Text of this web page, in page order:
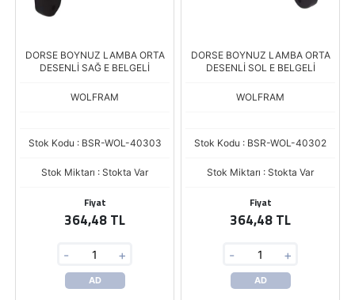
DORSE BOYNUZ LAMBA ORTA
DESENLİ SAĞ E BELGELİ
WOLFRAM
Stok Kodu : BSR-WOL-40303
Stok Miktarı : Stokta Var
Fiyat
364,48 TL
- +
AD
DORSE BOYNUZ LAMBA ORTA
DESENLİ SOL E BELGELİ
WOLFRAM
Stok Kodu : BSR-WOL-40302
Stok Miktarı : Stokta Var
Fiyat
364,48 TL
- +
AD